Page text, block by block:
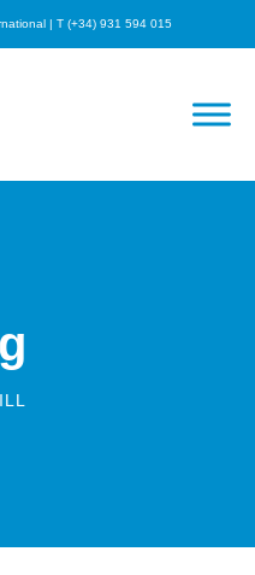
| T (+34) 931 594 015